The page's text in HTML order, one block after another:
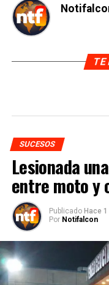
TE
SUCESOS
Lesionada
entre moto y
Publicado Hace
Por Notifalcon